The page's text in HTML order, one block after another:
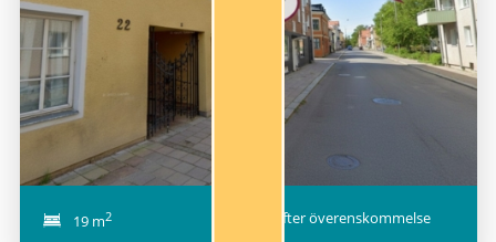
19 m2
Efter överenskommelse